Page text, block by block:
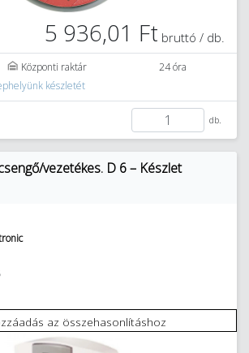
5 936,01 Ft bruttó / db.
Központi raktár
24 óra
készletét
db.
vezetékes. D 6 – Készlet
az összehasonlításhoz